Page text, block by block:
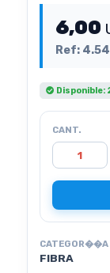
6,00
Ref:
Disponible:
CANT.
CATEGOR��A
FIBRA